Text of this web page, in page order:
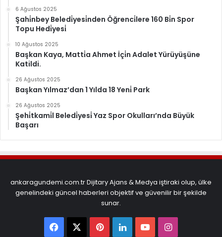
6 Ağustos 2025
Şahi̇nbey Beledi̇yesi̇nden Öğrenci̇lere 160 Bi̇n Spor
Topu Hedi̇yesi̇
10 Ağustos 2025
Başkan Kaya, Matti̇a Ahmet İçi̇n Adalet Yürüyüşüne
Katildi.
26 Ağustos 2025
Başkan Yılmaz’dan 1 Yılda 18 Yeni̇ Park
26 Ağustos 2025
Şehi̇tkami̇l Beledi̇yesi̇ Yaz Spor Okulları’nda Büyük
Başarı
ankaragundemi.com.tr Dijitary Ajans & Medya iştiraki olup, ülke
genelindeki güncel haberleri objektif ve güvenilir bir şekilde
sunar.
FacebookPinterest
LinkedInYouTubeInstagram